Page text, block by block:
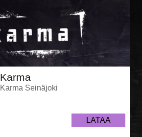
Karma
Karma Seinäjoki
LATAA